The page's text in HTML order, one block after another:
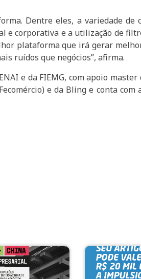
Dentre eles, a variedade
e corporativa e a utilização de
plataforma que irá gerar
ruídos que negócios”, afirma.
e da FIEMG, com apoio
e da Bling e conta